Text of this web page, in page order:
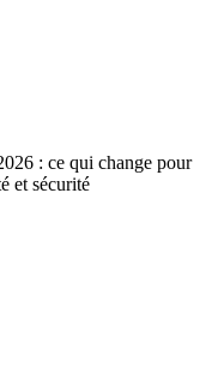
: ce qui change pour
et sécurité